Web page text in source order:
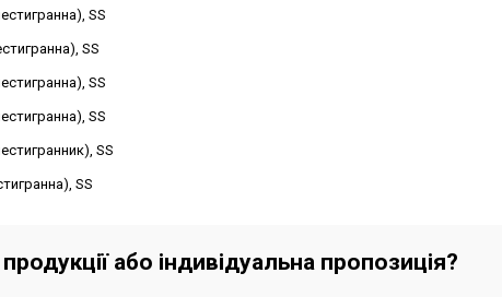
SS
SS
SS
SS
SS
SS
або індивідуальна пропозиція?